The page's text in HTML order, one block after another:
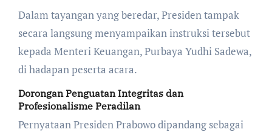
Dalam tayangan yang beredar, Presiden tampak
secara langsung menyampaikan instruksi tersebut
kepada Menteri Keuangan, Purbaya Yudhi Sadewa,
di hadapan peserta acara.
Dorongan Penguatan Integritas dan
Profesionalisme Peradilan
Pernyataan Presiden Prabowo dipandang sebagai